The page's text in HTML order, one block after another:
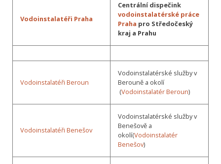
Vodoinstalatéři Praha
Centrální dispečink
vodoinstalatérské práce
Praha pro Středočeský
kraj a Prahu
Vodoinstalatéři Beroun
Vodoinstalatérské služby v
Berouně a okolí
(Vodoinstalatér Beroun)
Vodoinstalatéři Benešov
Vodoinstalatérské služby v
Benešově a
okolí(Vodoinstalatér
Benešov)